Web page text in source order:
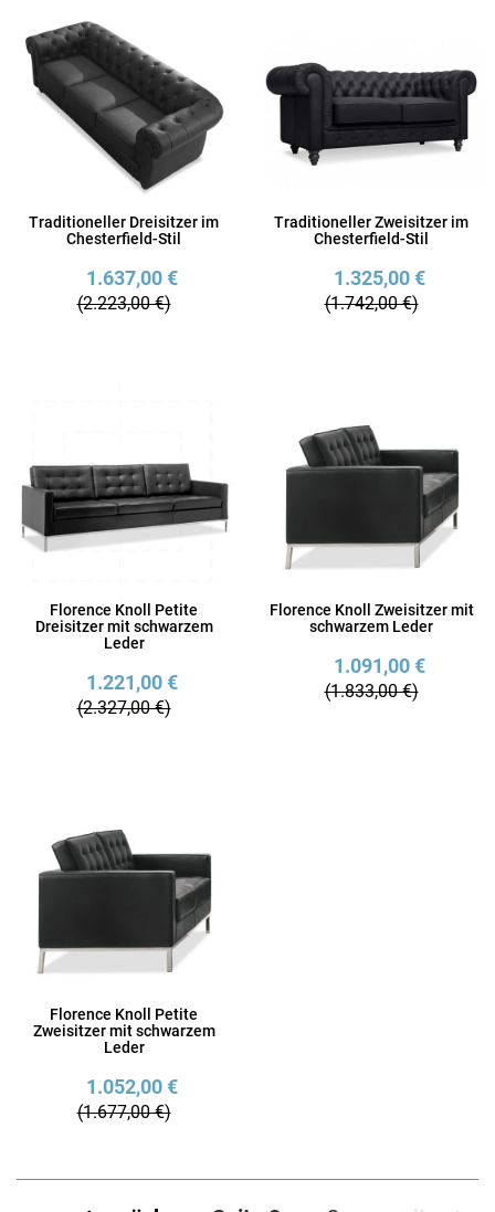
Traditioneller Dreisitzer im
Chesterfield-Stil
1.637,00 €
(2.223,00 €)
Traditioneller Zweisitzer im
Chesterfield-Stil
1.325,00 €
(1.742,00 €)
Florence Knoll Petite
Dreisitzer mit schwarzem
Leder
1.221,00 €
(2.327,00 €)
Florence Knoll Zweisitzer mit
schwarzem Leder
1.091,00 €
(1.833,00 €)
Florence Knoll Petite
Zweisitzer mit schwarzem
Leder
1.052,00 €
(1.677,00 €)